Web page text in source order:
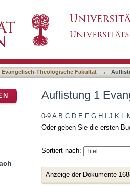
Evangelisch-Theologische Fakultät →
Auflistung 1
0-9 A B C D E F G H J K L
Oder geben Sie die ersten
Sortiert nach:
Anzeige der Dokumente